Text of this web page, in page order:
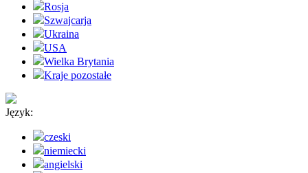
Rosja
Szwajcarja
Ukraina
USA
Wielka Brytania
Kraje pozostałe
Język:
czeski
niemiecki
angielski